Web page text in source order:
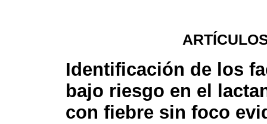
Identificación de los
bajo riesgo en el
con fiebre sin foco